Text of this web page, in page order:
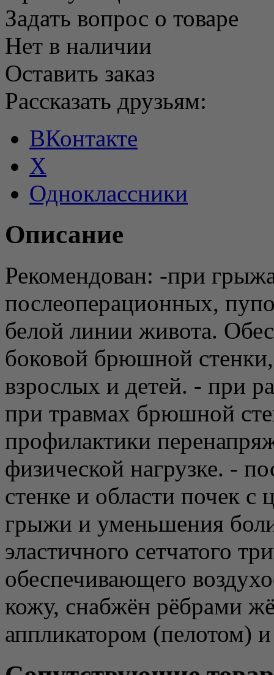
Задать вопрос о товаре
Нет в наличии
Оставить заказ
Рассказать друзьям:
ВКонтакте
X
Одноклассники
Описание
Рекомендован: -при
послеоперационных,
белой линии живота.
боковой брюшной
взрослых и детей. - при
при травмах брюшной
профилактики
физической нагрузке. -
стенке и области почек
грыжи и уменьшения
эластичного сетчатого
обеспечивающего
кожу, снабжён рёбрами
аппликатором (пелотом)